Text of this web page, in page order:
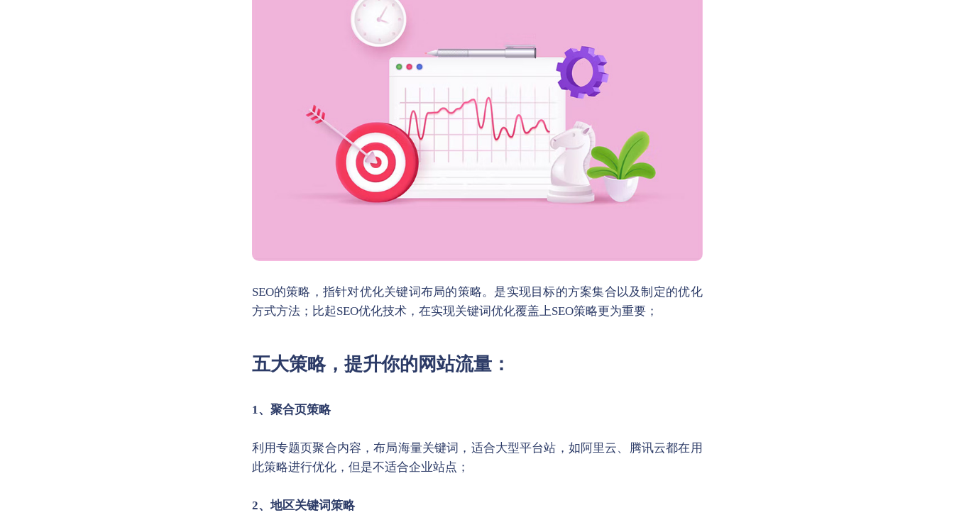
SEO的策略，指针对优化关键词布局的策略。是实现目标的方案集合以及制定的优化
方式方法；比起SEO优化技术，在实现关键词优化覆盖上SEO策略更为重要；
五大策略，提升你的网站流量：
1、聚合页策略
利用专题页聚合内容，布局海量关键词，适合大型平台站，如阿里云、腾讯云都在用
此策略进行优化，但是不适合企业站点；
2、地区关键词策略